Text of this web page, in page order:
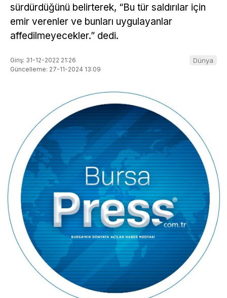
sürdürdüğünü belirterek, “Bu tür saldırılar için
emir verenler ve bunları uygulayanlar
affedilmeyecekler.” dedi.
Giriş: 31-12-2022 21:26
Güncelleme: 27-11-2024 13:09
Dünya